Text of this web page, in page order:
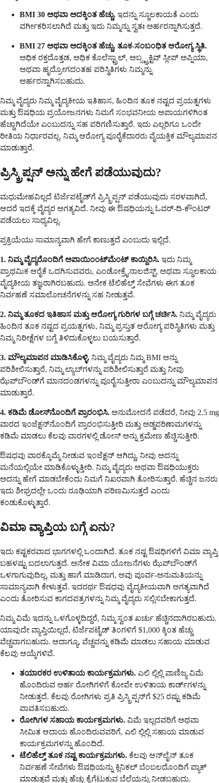
BMI 30 ಅಥವಾ ಅದಕ್ಕಿಂತ ಹೆಚ್ಚು. ಇದನ್ನು ಸ್ಥೂಲಕಾಯತೆ ಎಂದು
ವರ್ಗೀಕರಿಸಲಾಗಿದೆ ಮತ್ತು ಇದು ನಿಮ್ಮನ್ನು ಸ್ವತಃ ಅರ್ಹರನ್ನಾಗಿಸುತ್ತದೆ.
BMI 27 ಅಥವಾ ಅದಕ್ಕಿಂತ ಹೆಚ್ಚು, ತೂಕ-ಸಂಬಂಧಿತ ಆರೋಗ್ಯ ಸ್ಥಿತಿ.
ಅಧಿಕ ರಕ್ತದೊತ್ತಡ, ಅಧಿಕ ಕೊಲೆಸ್ಟ್ರಾಲ್, ಅಬ್ಸ್ಟ್ರಕ್ಟಿವ್ ಸ್ಲೀಪ್ ಅಪ್ನಿಯಾ,
ಅಥವಾ ಹೃದ್ರೋಗದಂತಹ ಪರಿಸ್ಥಿತಿಗಳು ನಿಮ್ಮನ್ನು
ಅರ್ಹರನ್ನಾಗಿಸಬಹುದು.
ನಿಮ್ಮ ವೈದ್ಯರು ನಿಮ್ಮ ವೈದ್ಯಕೀಯ ಇತಿಹಾಸ, ಹಿಂದಿನ ತೂಕ ನಷ್ಟದ ಪ್ರಯತ್ನಗಳು
ಮತ್ತು ಔಷಧಿಯ ಪ್ರಯೋಜನಗಳು ನಿಮಗೆ ಸಂಭವನೀಯ ಅಪಾಯಗಳಿಗಿಂತ
ಹೆಚ್ಚಾಗಿದೆಯೇ ಎಂಬುದನ್ನು ಸಹ ಪರಿಗಣಿಸುತ್ತಾರೆ. ಇದು ಎಲ್ಲರಿಗೂ ಒಂದೇ
ರೀತಿಯ ನಿರ್ಧಾರವಲ್ಲ. ನಿಮ್ಮ ಆರೋಗ್ಯ ಪೂರೈಕೆದಾರರು ವೈಯಕ್ತಿಕ ಮೌಲ್ಯಮಾಪನ
ಮಾಡುತ್ತಾರೆ.
ಪ್ರಿಸ್ಕ್ರಿಪ್ಷನ್ ಅನ್ನು ಹೇಗೆ ಪಡೆಯುವುದು?
ಮಧುಮೇಹವಿಲ್ಲದೆ ಟಿರ್ಜೆಪಟೈಡ್‌ಗೆ ಪ್ರಿಸ್ಕ್ರಿಪ್ಷನ್ ಪಡೆಯುವುದು ಸರಳವಾಗಿದೆ,
ಆದರೆ ಇದಕ್ಕೆ ವೈದ್ಯರ ಅಗತ್ಯವಿದೆ. ನೀವು ಈ ಔಷಧಿಯನ್ನು ಓವರ್-ದಿ-ಕೌಂಟರ್
ಪಡೆಯಲು ಸಾಧ್ಯವಿಲ್ಲ.
ಪ್ರಕ್ರಿಯೆಯು ಸಾಮಾನ್ಯವಾಗಿ ಹೇಗೆ ಕಾಣುತ್ತದೆ ಎಂಬುದು ಇಲ್ಲಿದೆ.
1. ನಿಮ್ಮ ವೈದ್ಯರೊಂದಿಗೆ ಅಪಾಯಿಂಂಟ್‌ಮೆಂಟ್ ಕಾಯ್ದಿರಿಸಿ. ಇದು ನಿಮ್ಮ
ಪ್ರಾಥಮಿಕ ಆರೈಕೆ ಒದಗಿಸುವವರು, ಎಂಡೋಕ್ರೈನಾಲಜಿಸ್ಟ್, ಅಥವಾ ಸ್ಥೂಲಕಾಯ
ವೈದ್ಯಕೀಯ ತಜ್ಞರಾಗಿರಬಹುದು. ಅನೇಕ ಟೆಲಿಹೆಲ್ತ್ ಸೇವೆಗಳು ಈಗ ತೂಕ
ನಿರ್ವಹಣೆ ಸಮಾಲೋಚನೆಗಳನ್ನು ಸಹ ನೀಡುತ್ತವೆ.
2. ನಿಮ್ಮ ತೂಕದ ಇತಿಹಾಸ ಮತ್ತು ಆರೋಗ್ಯ ಗುರಿಗಳ ಬಗ್ಗೆ ಚರ್ಚಿಸಿ. ನಿಮ್ಮ ವೈದ್ಯರು
ಹಿಂದಿನ ತೂಕ ನಷ್ಟದ ಪ್ರಯತ್ನಗಳು, ನಿಮ್ಮ ಪ್ರಸ್ತುತ ಆರೋಗ್ಯ ಪರಿಸ್ಥಿತಿಗಳು ಮತ್ತು
ನಿಮ್ಮ ನಿರೀಕ್ಷೆಗಳ ಬಗ್ಗೆ ತಿಳಿದುಕೊಳ್ಳಲು ಬಯಸುತ್ತಾರೆ.
3. ಮೌಲ್ಯಮಾಪನ ಮಾಡಿಸಿಕೊಳ್ಳಿ. ನಿಮ್ಮ ವೈದ್ಯರು ನಿಮ್ಮ BMI ಅನ್ನು
ಪರಿಶೀಲಿಸುತ್ತಾರೆ, ನಿಮ್ಮ ಲ್ಯಾಬ್‌ಗಳನ್ನು ಪರಿಶೀಲಿಸುತ್ತಾರೆ ಮತ್ತು ನೀವು
ಝೆಪ್‌ಬೌಂಡ್‌ಗೆ ಮಾನದಂಡಗಳನ್ನು ಪೂರೈಸುತ್ತೀರಾ ಎಂಬುದನ್ನು ಮೌಲ್ಯಮಾಪನ
ಮಾಡುತ್ತಾರೆ.
4. ಕಡಿಮೆ ಡೋಸ್‌ನೊಂದಿಗೆ ಪ್ರಾರಂಭಿಸಿ. ಅನುಮೋದನೆ ಪಡೆದರೆ, ನೀವು 2.5 mg
ವಾರದ ಇಂಜೆಕ್ಷನ್‌ನೊಂದಿಗೆ ಪ್ರಾರಂಭಿಸುತ್ತೀರಿ ಮತ್ತು ಅಡ್ಡಪರಿಣಾಮಗಳನ್ನು
ಕಡಿಮೆ ಮಾಡಲು ಕೆಲವು ವಾರಗಳಲ್ಲಿ ಡೋಸ್ ಅನ್ನು ಕ್ರಮೇಣ ಹೆಚ್ಚಿಸುತ್ತೀರಿ.
ಔಷಧವು ವಾರಕ್ಕೊಮ್ಮೆ ನೀಡುವ ಇಂಜೆಕ್ಷನ್ ಆಗಿದ್ದು, ನೀವು ಅದನ್ನು
ಮನೆಯಲ್ಲಿಯೇ ಮಾಡಿಕೊಳ್ಳುತ್ತೀರಿ. ನಿಮ್ಮ ವೈದ್ಯರು ಅಥವಾ ಔಷಧಿಯುಕ್ತರು
ಅದನ್ನು ಹೇಗೆ ಮಾಡಬೇಕೆಂದು ನಿಮಗೆ ನಿಖರವಾಗಿ ತೋರಿಸುತ್ತಾರೆ. ಹೆಚ್ಚಿನ ಜನರು
ಇದು ಶೀಘ್ರದಲ್ಲೇ ಒಂದು ರೂಢಿಯಾಗಿ ಪರಿಣಮಿಸುತ್ತದೆ ಎಂದು
ಕಂಡುಕೊಳ್ಳುತ್ತಾರೆ.
ವಿಮಾ ವ್ಯಾಪ್ತಿಯ ಬಗ್ಗೆ ಏನು?
ಇದು ಕಷ್ಟಕರವಾದ ಭಾಗಗಳಲ್ಲಿ ಒಂದಾಗಿದೆ. ತೂಕ ನಷ್ಟ ಔಷಧಿಗಳಿಗೆ ವಿಮಾ ವ್ಯಾಪ್ತಿ
ಬಹಳಷ್ಟು ಬದಲಾಗುತ್ತದೆ. ಅನೇಕ ವಿಮಾ ಯೋಜನೆಗಳು ಝೆಪ್‌ಬೌಂಡ್‌ಗೆ
ಒಳಗಾಗುವುದಿಲ್ಲ, ಮತ್ತು ಹಾಗೆ ಮಾಡಿದಾಗ, ಅವು ಪೂರ್ವ-ಅನುಮತಿಯನ್ನು
ಸಾಮಾನ್ಯವಾಗಿ ಕೇಳುತ್ತವೆ. ಇದರರ್ಥ ಔಷಧವು ವೈದ್ಯಕೀಯವಾಗಿ ಅಗತ್ಯವಾಗಿದೆ
ಎಂದು ತೋರಿಸುವ ಕಾಗದಪತ್ರಗಳನ್ನು ನಿಮ್ಮ ವೈದ್ಯರು ಸಲ್ಲಿಸಬೇಕಾಗುತ್ತದೆ.
ನಿಮ್ಮ ವಿಮೆ ಇದನ್ನು ಒಳಗೊಳ್ಳದಿದ್ದರೆ, ನಿಮ್ಮ ಸ್ವಂತ ಖರ್ಚು ಹೆಚ್ಚಿನದಾಗಿರಬಹುದು.
ಯಾವುದೇ ವ್ಯಾಪ್ತಿಯಿಲ್ಲದೆ, ಟಿರ್ಜೆಪಟೈಡ್ ತಿಂಗಳಿಗೆ $1,000 ಕ್ಕಿಂತ ಹೆಚ್ಚು
ವೆಚ್ಚವಾಗಬಹುದು. ಆದಾಗ್ಯೂ, ವೆಚ್ಚವನ್ನು ಕಡಿಮೆ ಮಾಡಲು ಸಹಾಯ ಮಾಡುವ
ಕೆಲವು ಆಯ್ಕೆಗಳಿವೆ.
ತಯಾರಕರ ಉಳಿತಾಯ ಕಾರ್ಯಕ್ರಮಗಳು. ಎಲಿ ಲ್ಲಿಲ್ಲಿ ವಾಣಿಜ್ಯ ವಿಮೆ
ಹೊಂದಿರುವ ಅರ್ಹ ರೋಗಿಗಳಿಗೆ ಕೋಪೇ ಉಳಿತಾಯ ಕಾರ್ಡ್‌ಗಳನ್ನು
ನೀಡುತ್ತದೆ. ಕೆಲವು ರೋಗಿಗಳು ಪ್ರತಿ ಪ್ರಿಸ್ಕ್ರಿಪ್ಷನ್‌ಗೆ $25 ರಷ್ಟು ಕಡಿಮೆ
ಪಾವತಿಸಬಹುದು.
ರೋಗಿಗಳ ಸಹಾಯ ಕಾರ್ಯಕ್ರಮಗಳು. ವಿಮೆ ಇಲ್ಲದವರಿಗೆ ಅಥವಾ
ಸೀಮಿತ ಆದಾಯ ಹೊಂದಿರುವವರಿಗೆ, ಎಲಿ ಲ್ಲಿಲ್ಲಿ ಸಹಾಯ ಮಾಡುವ
ಕಾರ್ಯಕ್ರಮಗಳನ್ನು ಹೊಂದಿದೆ.
ಟೆಲಿಹೆಲ್ತ್ ತೂಕ ನಷ್ಟ ಕಾರ್ಯಕ್ರಮಗಳು. ಕೆಲವು ಆನ್‌ಲೈನ್ ತೂಕ
ನಿರ್ವಹಣೆ ಸೇವೆಗಳು ಔಷಧಿಯನ್ನು ಕ್ಲಿನಿಕಲ್ ಬೆಂಬಲದೊಂದಿಗೆ ಪ್ಯಾಕ್
ಮಾಡುತ್ತವೆ ಮತ್ತು ಹೆಚ್ಚು ಕೈಗೆಟುಕುವ ಬೆಲೆಯನ್ನು ನೀಡಬಹುದು.